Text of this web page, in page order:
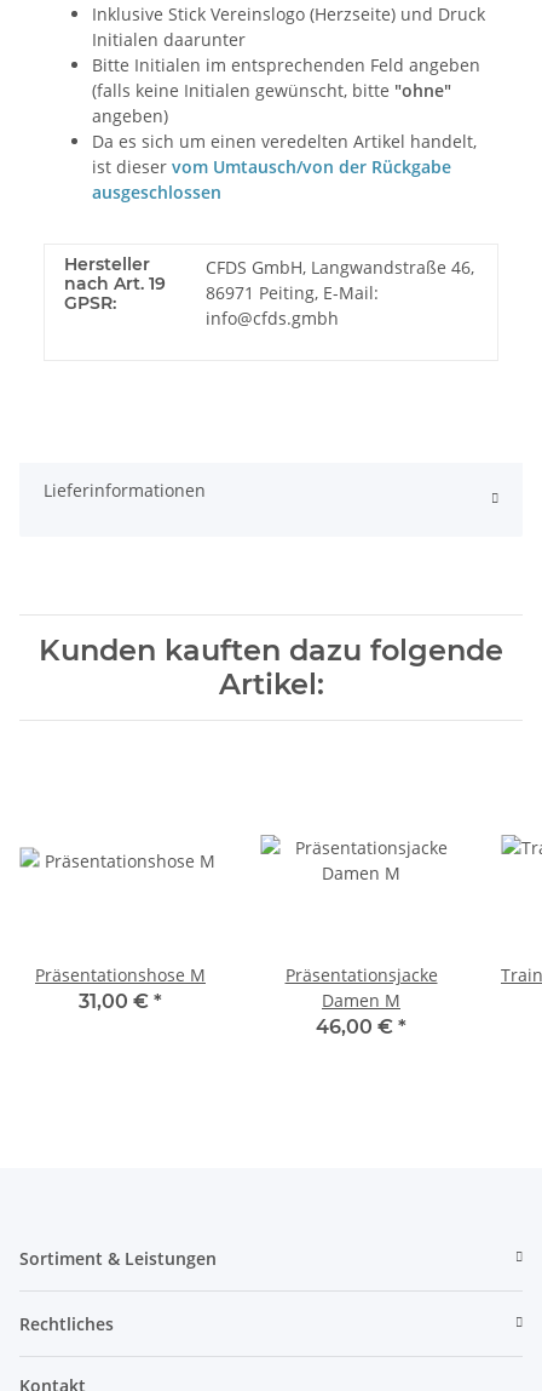
Inklusive Stick Vereinslogo (Herzseite) und Druck
Initialen daarunter
Bitte Initialen im entsprechenden Feld angeben
(falls keine Initialen gewünscht, bitte "ohne"
angeben)
Da es sich um einen veredelten Artikel handelt,
ist dieser vom Umtausch/von der Rückgabe
ausgeschlossen
Hersteller
nach Art. 19
GPSR:
CFDS GmbH, Langwandstraße 46,
86971 Peiting, E-Mail:
info@cfds.gmbh
Lieferinformationen
Kunden kauften dazu folgende
Artikel:
Präsentationshose M
31,00 € *
Präsentationsjacke
Damen M
46,00 € *
Sortiment & Leistungen
Rechtliches
Kontakt